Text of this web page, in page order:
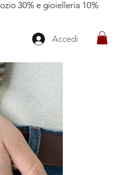
30% e gioielleria 10%
Accedi